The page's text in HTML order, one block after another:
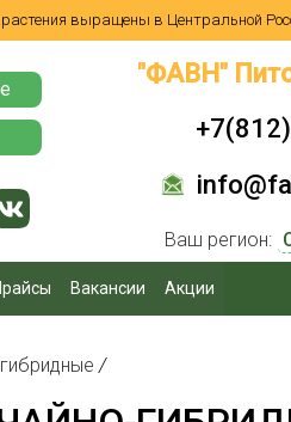
растения выращены в Центральной
"ФАВН"
Ваш регион:
Вакансии Акции
/